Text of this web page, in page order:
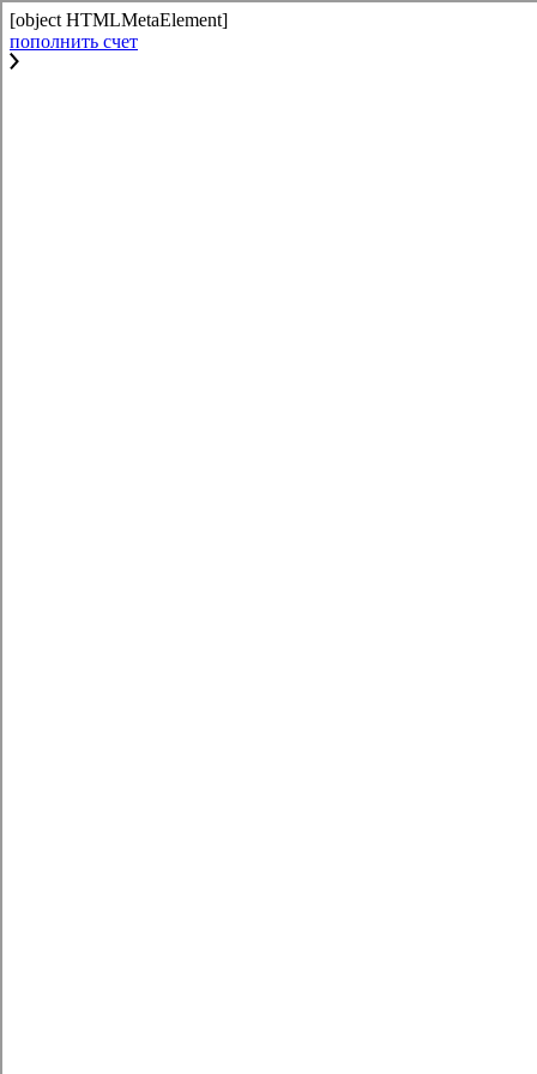
[object HTMLMetaElement]
пополнить счет